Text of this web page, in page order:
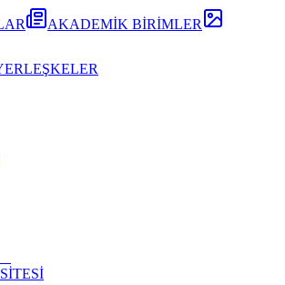
AKADEMİK BİRİMLER